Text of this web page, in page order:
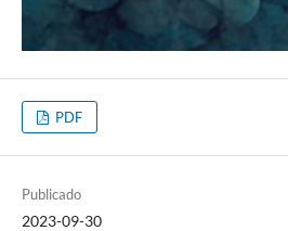
PDF
Publicado
2023-09-30